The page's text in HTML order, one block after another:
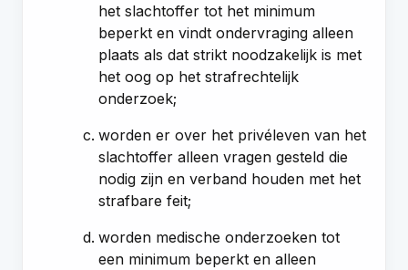
het slachtoffer tot het minimum
beperkt en vindt ondervraging alleen
plaats als dat strikt noodzakelijk is met
het oog op het strafrechtelijk
onderzoek;
worden er over het privéleven van het
slachtoffer alleen vragen gesteld die
nodig zijn en verband houden met het
strafbare feit;
worden medische onderzoeken tot
een minimum beperkt en alleen